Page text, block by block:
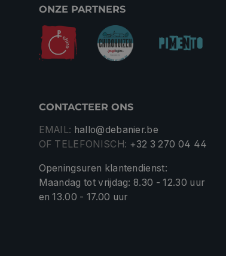
ONZE PARTNERS
CONTACTEER ONS
EMAIL: hallo@debanier.be
OF TELEFONISCH: +32 3 270 04 44
Openingsuren klantendienst:
Maandag tot vrijdag: 8.30 - 12.30 uur
en 13.00 - 17.00 uur